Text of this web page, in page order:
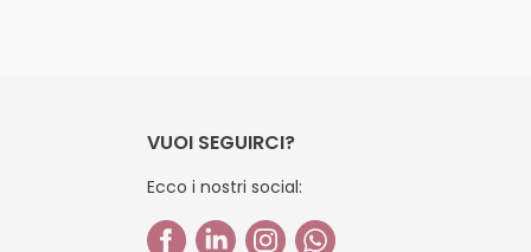
VUOI SEGUIRCI?
Ecco i nostri social: